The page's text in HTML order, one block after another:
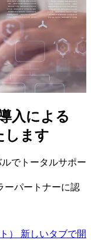
入による
します
でトータルサポー
ーパートナーに認
）
新しいタブで開